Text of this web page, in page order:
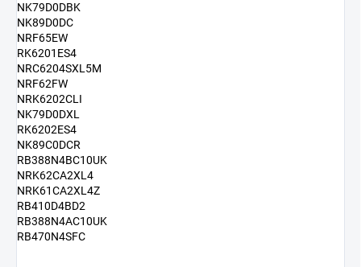
NK79D0DBK
NK89D0DC
NRF65EW
RK6201ES4
NRC6204SXL5M
NRF62FW
NRK6202CLI
NK79D0DXL
RK6202ES4
NK89C0DCR
RB388N4BC10UK
NRK62CA2XL4
NRK61CA2XL4Z
RB410D4BD2
RB388N4AC10UK
RB470N4SFC